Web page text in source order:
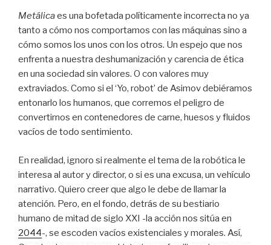
Metálicaes una bofetada políticamente incorrecta no ya
tanto a cómo nos comportamos con las máquinas sino a
cómo somos los unos con los otros. Un espejo que nos
enfrenta a nuestra deshumanización y carencia de ética
en una sociedad sin valores. O con valores muy
extraviados. Como si el ‘Yo, robot’ de Asimov debiéramos
entonarlo los humanos, que corremos el peligro de
convertirnos en contenedores de carne, huesos y fluidos
vacíos de todo sentimiento.
En realidad, ignoro si realmente el tema de la robótica le
interesa al autor y director, o si es una excusa, un vehículo
narrativo. Quiero creer que algo le debe de llamar la
atención. Pero, en el fondo, detrás de su bestiario
humano de mitad de siglo XXI -la acción nos sitúa en
2044-, se escoden vacíos existenciales y morales. Así,